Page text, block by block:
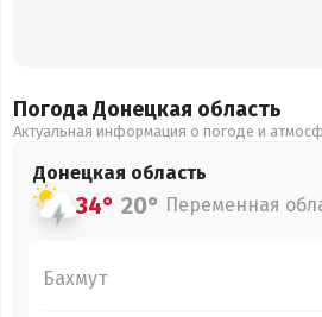
Погода Донецкая область
Актуальная информация о погоде и
Донецкая область
34° 20° Переменная
Бахмут